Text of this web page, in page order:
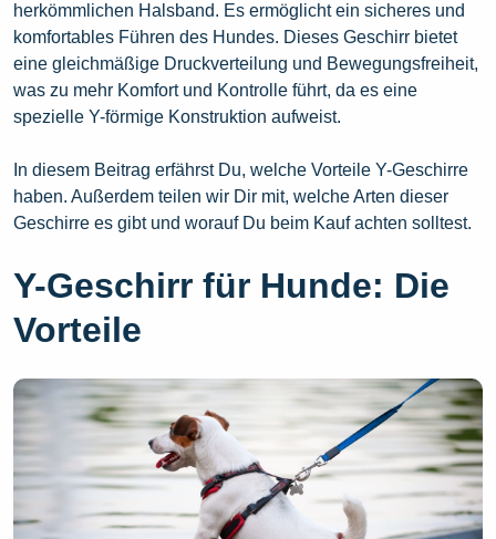
herkömmlichen Halsband. Es ermöglicht ein sicheres und
komfortables Führen des Hundes. Dieses Geschirr bietet
eine gleichmäßige Druckverteilung und Bewegungsfreiheit,
was zu mehr Komfort und Kontrolle führt, da es eine
spezielle Y-förmige Konstruktion aufweist.
In diesem Beitrag erfährst Du, welche Vorteile Y-Geschirre
haben. Außerdem teilen wir Dir mit, welche Arten dieser
Geschirre es gibt und worauf Du beim Kauf achten solltest.
Y-Geschirr für Hunde: Die
Vorteile